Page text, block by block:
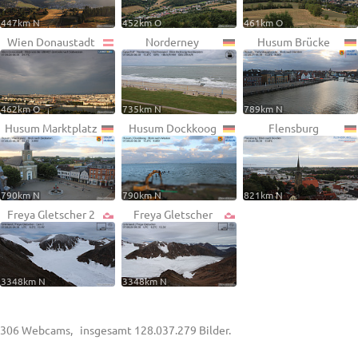
447km N 452km O 461km O
Wien Donaustadt
462km O
Norderney
735km N
Husum Brücke
789km N
Husum Marktplatz
790km N
Husum Dockkoog
790km N
Flensburg
821km N
Freya Gletscher 2
3348km N
Freya Gletscher
3348km N
306 Webcams, insgesamt 128.037.279 Bilder.